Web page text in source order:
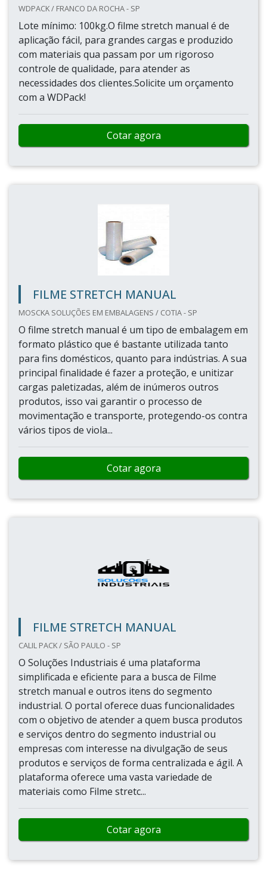
WDPACK / FRANCO DA ROCHA - SP
Lote mínimo: 100kg.O filme stretch manual é de
aplicação fácil, para grandes cargas e produzido
com materiais qua passam por um rigoroso
controle de qualidade, para atender as
necessidades dos clientes.Solicite um orçamento
com a WDPack!
Cotar agora
FILME STRETCH MANUAL
MOSCKA SOLUÇÕES EM EMBALAGENS / COTIA - SP
O filme stretch manual é um tipo de embalagem em
formato plástico que é bastante utilizada tanto
para fins domésticos, quanto para indústrias. A sua
principal finalidade é fazer a proteção, e unitizar
cargas paletizadas, além de inúmeros outros
produtos, isso vai garantir o processo de
movimentação e transporte, protegendo-os contra
vários tipos de viola...
Cotar agora
FILME STRETCH MANUAL
CALIL PACK / SÃO PAULO - SP
O Soluções Industriais é uma plataforma
simplificada e eficiente para a busca de Filme
stretch manual e outros itens do segmento
industrial. O portal oferece duas funcionalidades
com o objetivo de atender a quem busca produtos
e serviços dentro do segmento industrial ou
empresas com interesse na divulgação de seus
produtos e serviços de forma centralizada e ágil. A
plataforma oferece uma vasta variedade de
materiais como Filme stretc...
Cotar agora